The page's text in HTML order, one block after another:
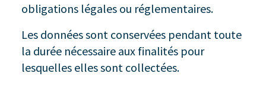
obligations légales ou réglementaires.
Les données sont conservées pendant toute
la durée nécessaire aux finalités pour
lesquelles elles sont collectées.